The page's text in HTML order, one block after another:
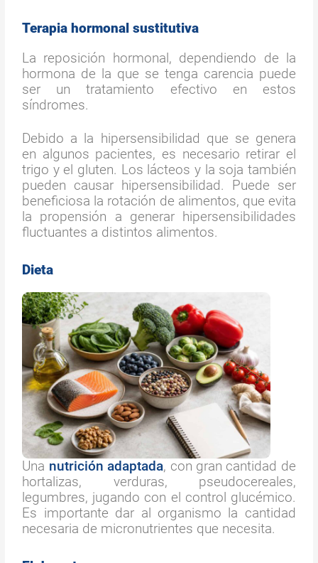
Terapia hormonal sustitutiva
La reposición hormonal, dependiendo de la
hormona de la que se tenga carencia puede
ser un tratamiento efectivo en estos
síndromes.
Debido a la hipersensibilidad que se genera
en algunos pacientes, es necesario retirar el
trigo y el gluten. Los lácteos y la soja también
pueden causar hipersensibilidad. Puede ser
beneficiosa la rotación de alimentos, que evita
la propensión a generar hipersensibilidades
fluctuantes a distintos alimentos.
Dieta
Una nutrición adaptada, con gran cantidad de
hortalizas, verduras, pseudocereales,
legumbres, jugando con el control glucémico.
Es importante dar al organismo la cantidad
necesaria de micronutrientes que necesita.